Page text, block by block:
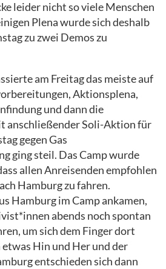
leider nicht so viele Menschen
Plena wurde sich deshalb
zu zwei Demos zu
am Freitag das meiste auf
Aktionsplena,
und dann die
anschließender Soli-Aktion für
gegen Gas
ging steil. Das Camp wurde
allen Anreisenden empfohlen
Hamburg zu fahren.
Hamburg im Camp ankamen,
abends noch spontan
um sich dem Finger dort
Hin und Her und der
entschieden sich dann